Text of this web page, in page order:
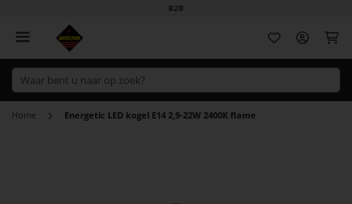
B2B
Home Energetic LED kogel E14 2,9-22W 2400K flame